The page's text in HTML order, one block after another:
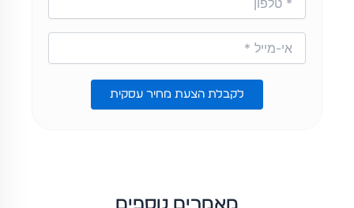
לקבלת הצעת מחיר עסקית
מאמרים נוספים